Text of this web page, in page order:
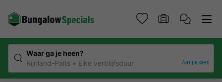
Waar ga je heen?
Rijnland-Palts
Elke verblijfsduur Aanpassen